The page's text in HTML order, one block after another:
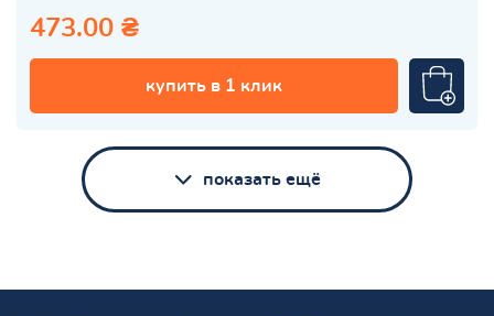
473.00 ₴
купить в 1 клик
показать ещё